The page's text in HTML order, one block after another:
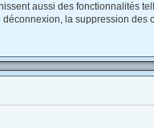
aussi des fonctionnalités
la suppression des